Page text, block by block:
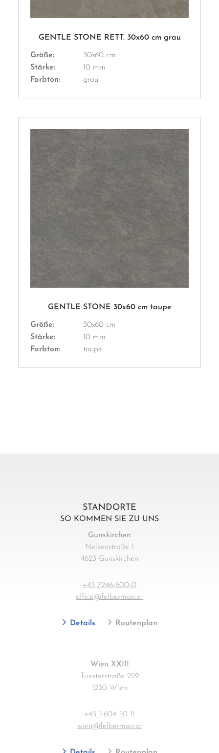
GENTLE STONE RETT. 30x60 cm grau
Größe:
30x60 cm
Stärke:
10 mm
Farbton:
grau
GENTLE STONE 30x60 cm taupe
Größe:
30x60 cm
Stärke:
10 mm
Farbton:
taupe
STANDORTE
SO KOMMEN SIE ZU UNS
Gunskirchen
Nelkenstraße 1
4623 Gunskirchen
+43 7246-600-0
office@felbermair.at
Details Routenplan
Wien XXIII
Triesterstraße 229
1230 Wien
+43 1-604 50 11
wien@felbermair.at